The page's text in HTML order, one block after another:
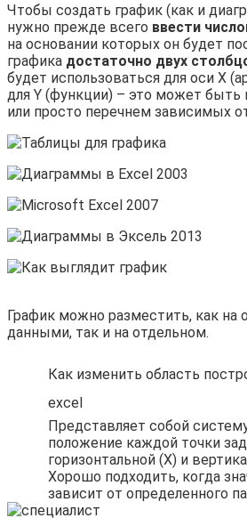
Чтобы создать график (как и
нужно прежде всего ввести
на основании которых он будет
графика достаточно двух
будет использоваться для оси X
для Y (функции) – это может
или просто перечнем зависимых
График можно разместить, как на
данными, так и на отдельном.
Как изменить область
excel
Представляет собой
положение каждой точки
горизонтальной (X) и
Хорошо подходить, когда
зависит от определенного